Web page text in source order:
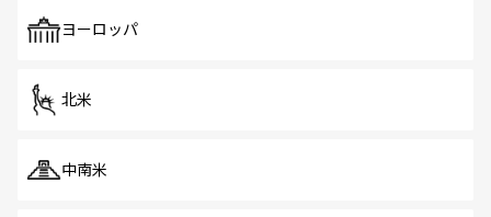
で、ホーカーズは地元の風情を楽しめる外せないスポット
ヨーロッパ
北米
中南米